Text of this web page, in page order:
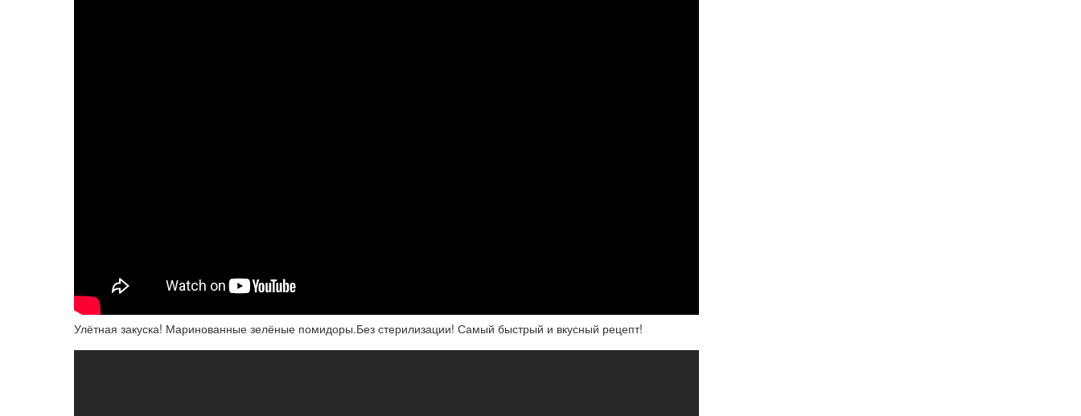
Улётная закуска! Маринованные зелёные помидоры.Без стерилизации! Самый быстрый и вкусный рецепт!